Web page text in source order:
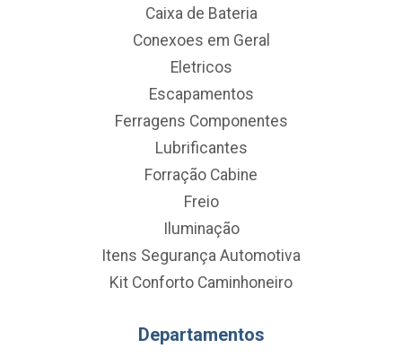
Caixa de Bateria
Conexoes em Geral
Eletricos
Escapamentos
Ferragens Componentes
Lubrificantes
Forração Cabine
Freio
Iluminação
Itens Segurança Automotiva
Kit Conforto Caminhoneiro
Departamentos